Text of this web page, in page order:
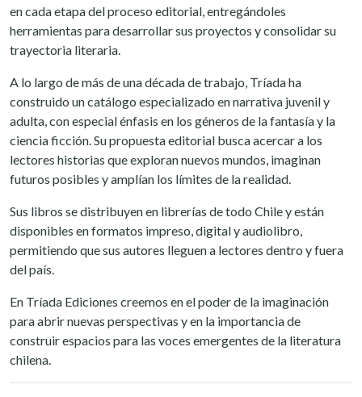
en cada etapa del proceso editorial, entregándoles
herramientas para desarrollar sus proyectos y consolidar su
trayectoria literaria.
A lo largo de más de una década de trabajo, Tríada ha
construido un catálogo especializado en narrativa juvenil y
adulta, con especial énfasis en los géneros de la fantasía y la
ciencia ficción. Su propuesta editorial busca acercar a los
lectores historias que exploran nuevos mundos, imaginan
futuros posibles y amplían los límites de la realidad.
Sus libros se distribuyen en librerías de todo Chile y están
disponibles en formatos impreso, digital y audiolibro,
permitiendo que sus autores lleguen a lectores dentro y fuera
del país.
En Tríada Ediciones creemos en el poder de la imaginación
para abrir nuevas perspectivas y en la importancia de
construir espacios para las voces emergentes de la literatura
chilena.